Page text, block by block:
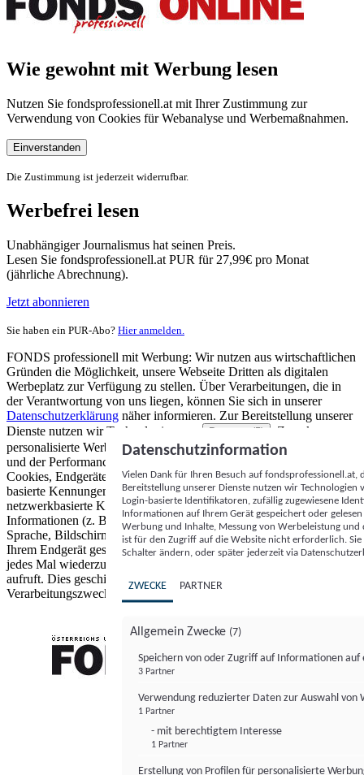
Wie gewohnt mit Werbung lesen
Nutzen Sie fondsprofessionell.at mit Ihrer Zustimmung zur
Verwendung von Cookies für Webanalyse und Werbemaßnahmen.
Einverstanden
Die Zustimmung ist jederzeit widerrufbar.
Werbefrei lesen
Unabhängiger Journalismus hat seinen Preis.
Lesen Sie fondsprofessionell.at PUR für 27,99€ pro Monat
(jährliche Abrechnung).
Jetzt abonnieren
Sie haben ein PUR-Abo? Hier anmelden.
FONDS professionell mit Werbung: Wir nutzen aus wirtschaftlichen
Gründen die Möglichkeit, unsere Webseite Dritten als digitalen
Werbeplatz zur Verfügung zu stellen. Über Verarbeitungen, die in
der Verantwortung von uns liegen, können Sie sich in unserer
Datenschutzerklärung näher informieren. Zur Bereitstellung unserer
Dienste nutzen wir Technologien von
Partnern (5)
. Zwecke:
personalisierte Werbung und Inhalte, Messung von Werbeleistung
und der Performance von Inhalten sowie Zielgruppenforschung.
Cookies, Endgeräte- oder ähnliche Online-Kennungen (z. B. login-
basierte Kennungen, zufällig generierte Kennungen,
netzwerkbasierte Kennungen) können zusammen mit anderen
Informationen (z. B. Browsertyp und Browserinformationen,
Sprache, Bildschirmgröße, unterstützte Technologien usw.) auf
Ihrem Endgerät gespeichert oder von dort ausgelesen werden, um es
jedes Mal wiederzuerkennen, wenn es eine App oder einer Webseite
aufruft. Dies geschieht für einen oder mehrere der hier aufgeführten
Verarbeitungszwecke.
Datenschutzinformation
Vielen Dank für Ihren Besuch auf
Bereitstellung unserer Dienste nutzen wir Technologien
Login-basierte Identifikatoren, zufällig zugewiesene
Informationen auf Ihrem Gerät gespeichert oder
Werbung und Inhalte, Messung von Werbeleistung
ist für den Zugriff auf die Website nicht erforderlich.
Schalter ändern, oder später jederzeit via
ZWECKE PARTNER
Allgemein Zwecke (7)
Speichern von oder Zugriff auf Informationen auf
3 Partner
Verwendung reduzierter Daten zur Auswahl von
1 Partner
- mit berechtigtem Interesse
1 Partner
Erstellung von Profilen für personalisierte
FONDS professionell